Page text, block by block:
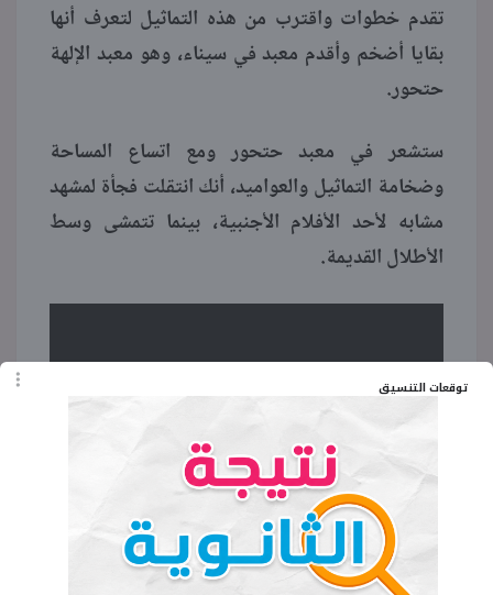
توقعات التنسيق
تقدم خطوات واقترب من هذه التماثيل لتعرف أنها
بقايا أضخم وأقدم معبد في سيناء، وهو معبد الإلهة
حتحور.
ستشعر في معبد حتحور ومع اتساع المساحة
وضخامة التماثيل والعواميد، أنك انتقلت فجأة لمشهد
مشابه لأحد الأفلام الأجنبية، بينما تتمشى وسط
الأطلال القديمة.